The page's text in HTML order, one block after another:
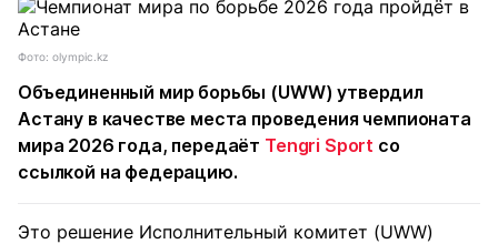
Фото: olympic.kz
Объединенный мир борьбы (UWW) утвердил
Астану в качестве места проведения чемпионата
мира 2026 года, передаёт Tengri Sport со
ссылкой на федерацию.
Это решение Исполнительный комитет (UWW)